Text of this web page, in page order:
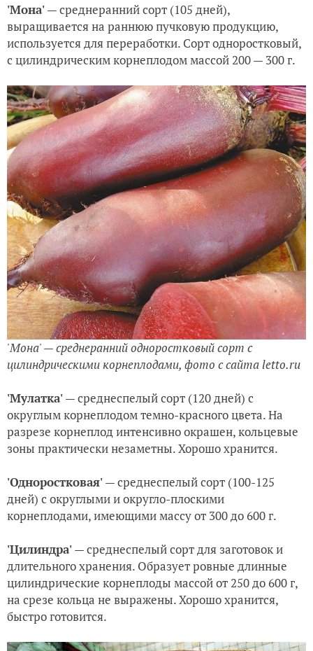
'Мона'— среднеранний сорт (105 дней),
выращивается на раннюю пучковую продукцию,
используется для переработки. Сорт одноростковый,
с цилиндрическим корнеплодом массой 200 — 300 г.
'Мона' — среднеранний одноростковый сорт с
цилиндрическими корнеплодами, фото с сайта letto.ru
'Мулатка'— среднеспелый сорт (120 дней) с
округлым корнеплодом темно-красного цвета. На
разрезе корнеплод интенсивно окрашен, кольцевые
зоны практически незаметны. Хорошо хранится.
'Одноростковая'— среднеспелый сорт (100-125
дней) с округлыми и округло-плоскими
корнеплодами, имеющими массу от 300 до 600 г.
'Цилиндра'— среднеспелый сорт для заготовок и
длительного хранения. Образует ровные длинные
цилиндрические корнеплоды массой от 250 до 600 г,
на срезе кольца не выражены. Хорошо хранится,
быстро готовится.